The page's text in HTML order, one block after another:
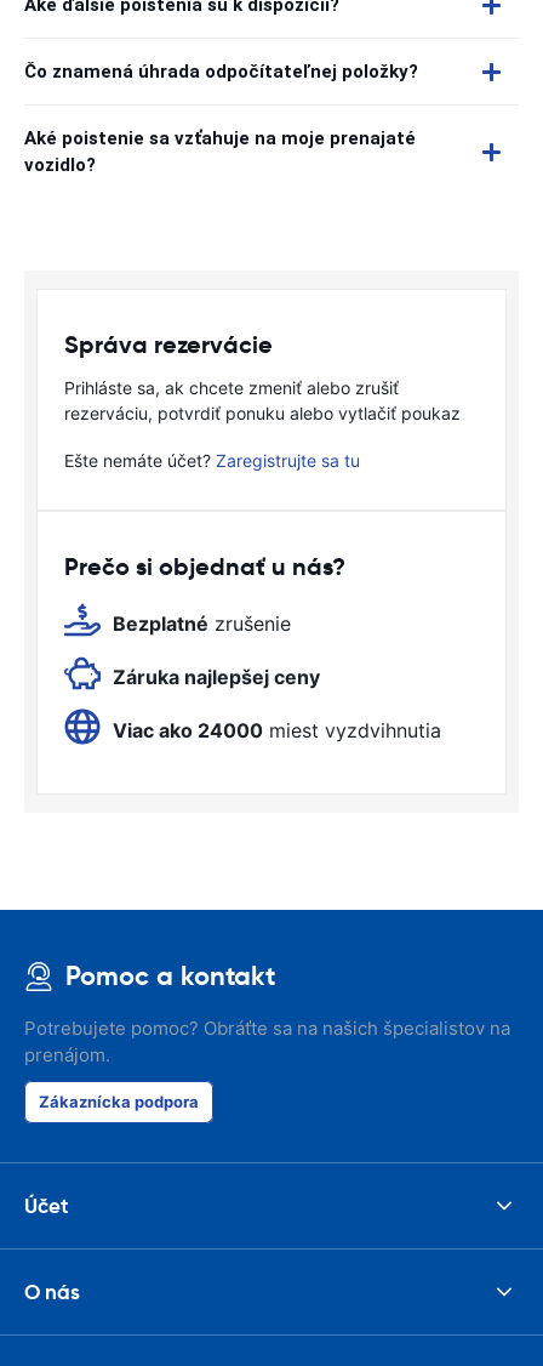
Aké ďalšie poistenia sú k dispozícii?
Čo znamená úhrada odpočítateľnej položky?
Aké poistenie sa vzťahuje na moje prenajaté
vozidlo?
Správa rezervácie
Prihláste sa, ak chcete zmeniť alebo zrušiť
rezerváciu, potvrdiť ponuku alebo vytlačiť poukaz
Ešte nemáte účet? Zaregistrujte sa tu
Prečo si objednať u nás?
Bezplatné zrušenie
Záruka najlepšej ceny
Viac ako 24000 miest vyzdvihnutia
Pomoc a kontakt
Potrebujete pomoc? Obráťte sa na našich špecialistov na
prenájom.
Zákaznícka podpora
Účet
O nás